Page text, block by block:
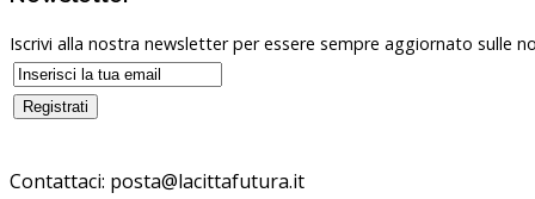
Iscrivi alla nostra newsletter per essere sempre aggiornato sulle
Contattaci: